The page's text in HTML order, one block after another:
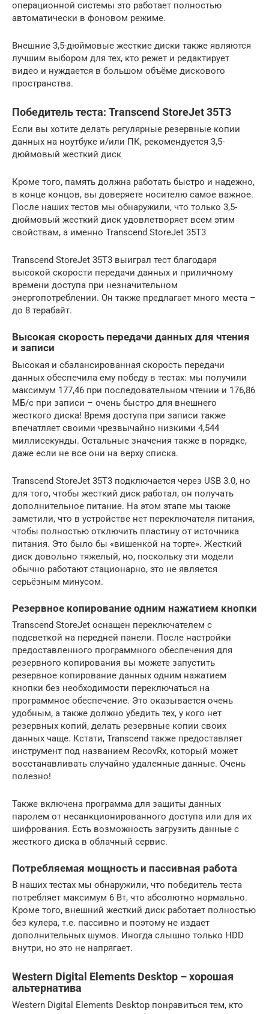
операционной системы это работает полностью
автоматически в фоновом режиме.
Внешние 3,5-дюймовые жесткие диски также являются
лучшим выбором для тех, кто режет и редактирует
видео и нуждается в большом объёме дискового
пространства.
Победитель теста: Transcend StoreJet 35T3
Если вы хотите делать регулярные резервные копии
данных на ноутбуке и/или ПК, рекомендуется 3,5-
дюймовый жесткий диск
Кроме того, память должна работать быстро и надежно,
в конце концов, вы доверяете носителю самое важное.
После наших тестов мы обнаружили, что только 3,5-
дюймовый жесткий диск удовлетворяет всем этим
свойствам, а именно Transcend StoreJet 35T3
Transcend StoreJet 35T3 выиграл тест благодаря
высокой скорости передачи данных и приличному
времени доступа при незначительном
энергопотреблении. Он также предлагает много места –
до 8 терабайт.
Высокая скорость передачи данных для чтения
и записи
Высокая и сбалансированная скорость передачи
данных обеспечила ему победу в тестах: мы получили
максимум 177,46 при последовательном чтении и 176,86
МБ/с при записи – очень быстро для внешнего
жесткого диска! Время доступа при записи также
впечатляет своими чрезвычайно низкими 4,544
миллисекунды. Остальные значения также в порядке,
даже если не все они на верху списка.
Transcend StoreJet 35T3 подключается через USB 3.0, но
для того, чтобы жесткий диск работал, он получать
дополнительное питание. На этом этапе мы также
заметили, что в устройстве нет переключателя питания,
чтобы полностью отключить пластину от источника
питания. Это было бы «вишенкой на торте». Жесткий
диск довольно тяжелый, но, поскольку эти модели
обычно работают стационарно, это не является
серьёзным минусом.
Резервное копирование одним нажатием кнопки
Transcend StoreJet оснащен переключателем с
подсветкой на передней панели. После настройки
предоставленного программного обеспечения для
резервного копирования вы можете запустить
резервное копирование данных одним нажатием
кнопки без необходимости переключаться на
программное обеспечение. Это оказывается очень
удобным, а также должно убедить тех, у кого нет
резервных копий, делать резервные копии своих
данных чаще. Кстати, Transcend также предоставляет
инструмент под названием RecovRx, который может
восстанавливать случайно удаленные данные. Очень
полезно!
Также включена программа для защиты данных
паролем от несанкционированного доступа или для их
шифрования. Есть возможность загрузить данные с
жесткого диска в облачный сервис.
Потребляемая мощность и пассивная работа
В наших тестах мы обнаружили, что победитель теста
потребляет максимум 6 Вт, что абсолютно нормально.
Кроме того, внешний жесткий диск работает полностью
без кулера, т.е. пассивно и поэтому не издает
дополнительных шумов. Иногда слышно только HDD
внутри, но это не напрягает.
Western Digital Elements Desktop – хорошая
альтернатива
Western Digital Elements Desktop понравиться тем, кто